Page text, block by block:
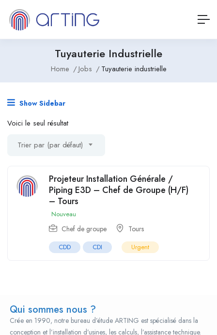
Tuyauterie Industrielle
Home Jobs Tuyauterie industrielle
Show Sidebar
Voici le seul résultat
Trier par (par défaut)
Projeteur Installation Générale /
Piping E3D – Chef de Groupe (H/F)
– Tours
Nouveau
Chef de groupe Tours
CDD CDI Urgent
Qui sommes nous ?
Crée en 1990, notre bureau d’étude ARTING est spécialisé dans la
conception et l’installation d’usines, les calculs, l’assistance technique.